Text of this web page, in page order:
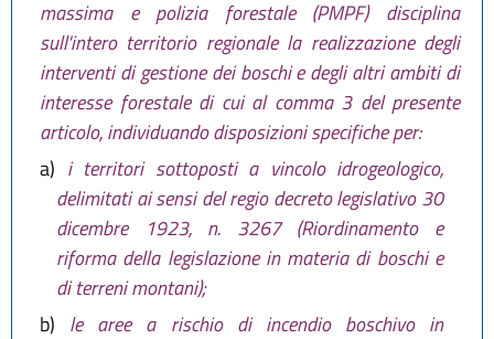
massima e polizia forestale (PMPF) disciplina
sull'intero territorio regionale la realizzazione degli
interventi di gestione dei boschi e degli altri ambiti di
interesse forestale di cui al comma 3 del presente
articolo, individuando disposizioni specifiche per:
a) i territori sottoposti a vincolo idrogeologico,
delimitati ai sensi del regio decreto legislativo 30
dicembre 1923, n. 3267 (Riordinamento e
riforma della legislazione in materia di boschi e
di terreni montani);
b) le aree a rischio di incendio boschivo in